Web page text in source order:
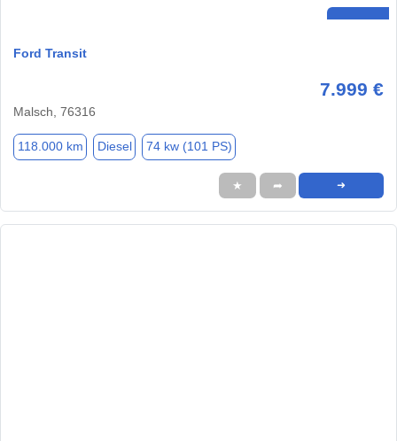
Ford Transit
7.999 €
Malsch, 76316
118.000 km Diesel 74 kw (101 PS)
★ ➦ ➜